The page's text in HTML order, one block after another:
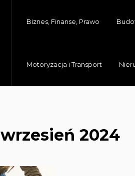
Biznes, Finanse, Prawo
Motoryzacja i Transport
wrzesień 2024